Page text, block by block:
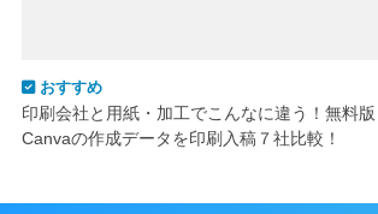
おすすめ
印刷会社と用紙・加工でこんなに違う！無料版
Canvaの作成データを印刷入稿７社比較！